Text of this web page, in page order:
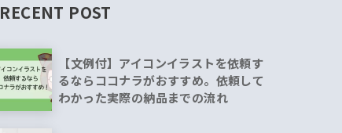
RECENT POST
【文例付】アイコンイラストを依頼す
るならココナラがおすすめ。依頼して
わかった実際の納品までの流れ